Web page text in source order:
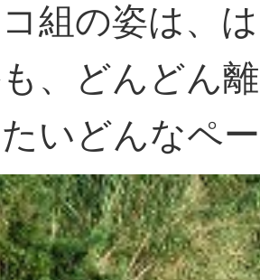
組の姿は、
、どんどん
いどんなペ